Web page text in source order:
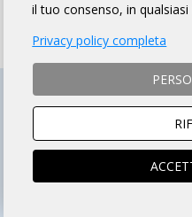
il tuo consenso, in
Privacy policy completa